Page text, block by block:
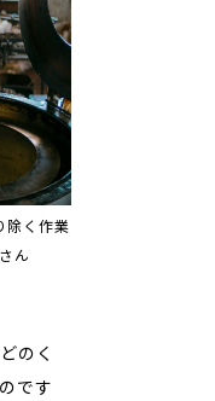
除く作業
ん
のく
です